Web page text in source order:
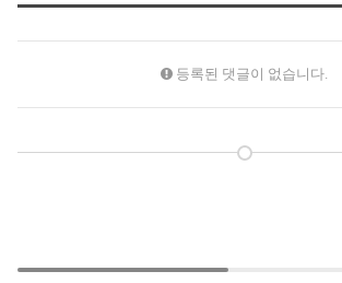
등록된 댓글이 없습니다.